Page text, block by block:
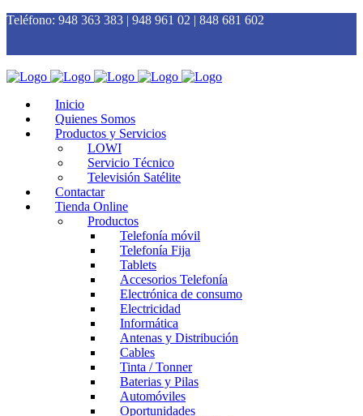
Teléfono: 948 363 383 | 948 961 02 | 848 681 602
Inicio
Quienes Somos
Productos y Servicios
LOWI
Servicio Técnico
Televisión Satélite
Contactar
Tienda Online
Productos
Telefonía móvil
Telefonía Fija
Tablets
Accesorios Telefonía
Electrónica de consumo
Electricidad
Informática
Antenas y Distribución
Cables
Tinta / Tonner
Baterias y Pilas
Automóviles
Oportunidades